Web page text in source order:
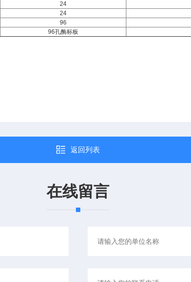
24
24
96
96孔酶标板
返回列表
在线留言